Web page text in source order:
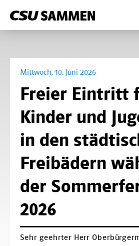
Partei
Mandatsträger
Bezirksvorstand
Kreisverband Augsburg-West
Kreisverband Augsburg-Ost
Ortsverbände
Fraktion
Fraktionsvorstand
Mitglieder
Bürgermeister und Referenten
CSU Augsburg
Mittwoch, 10. Juni 2026
Freier Eintritt
Kinder und
in den
Freibädern
der
2026
Sehr geehrter Herr